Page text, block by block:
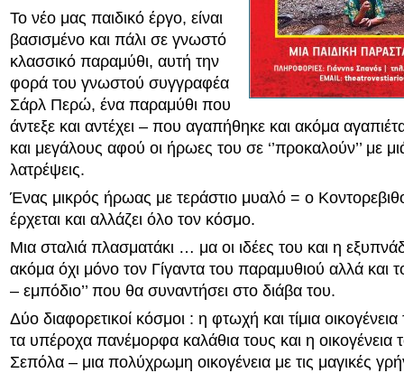
Το νέο μας παιδικό έργο, είναι
βασισμένο και πάλι σε γνωστό
κλασσικό παραμύθι, αυτή την
φορά του γνωστού συγγραφέα
Σάρλ Περώ, ένα παραμύθι που
άντεξε και αντέχει – που αγαπήθηκε και ακόμα
και μεγάλους αφού οι ήρωες του σε ‘’προκαλούν’’ με
λατρέψεις.
Ένας μικρός ήρωας με τεράστιο μυαλό = ο
έρχεται και αλλάζει όλο τον κόσμο.
Μια σταλιά πλασματάκι … μα οι ιδέες του και η
ακόμα όχι μόνο τον Γίγαντα του παραμυθιού αλλά και
– εμπόδιο’’ που θα συναντήσει στο διάβα του.
Δύο διαφορετικοί κόσμοι : η φτωχή και τίμια
τα υπέροχα πανέμορφα καλάθια τους και η οικογένεια
Σεπόλα – μια πολύχρωμη οικογένεια με τις μαγικές